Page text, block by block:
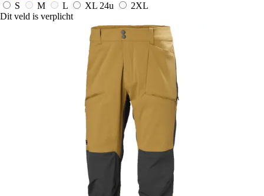
S
M L XL 24u
2XL
Dit veld is verplicht